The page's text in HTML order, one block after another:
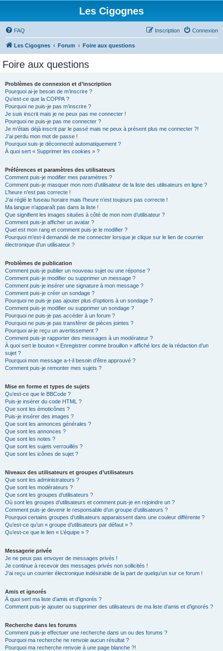
Les Cigognes
FAQ Connexion
Inscription
Les Cigognes Forum Foire aux questions
Foire aux questions
Problèmes de connexion et d’inscription
Pourquoi ai-je besoin de m’inscrire ?
Qu’est-ce que la COPPA ?
Pourquoi ne puis-je pas m’inscrire ?
Je suis inscrit mais je ne peux pas me connecter !
Pourquoi ne puis-je pas me connecter ?
Je m’étais déjà inscrit par le passé mais ne peux à présent plus me connecter ?!
J’ai perdu mon mot de passe !
Pourquoi suis-je déconnecté automatiquement ?
À quoi sert « Supprimer les cookies » ?
Préférences et paramètres des utilisateurs
Comment puis-je modifier mes paramètres ?
Comment puis-je masquer mon nom d’utilisateur de la liste des utilisateurs en ligne ?
L’heure n’est pas correcte !
J’ai réglé le fuseau horaire mais l’heure n’est toujours pas correcte !
Ma langue n’apparaît pas dans la liste !
Que signifient les images situées à côté de mon nom d’utilisateur ?
Comment puis-je afficher un avatar ?
Quel est mon rang et comment puis-je le modifier ?
Pourquoi m’est-il demandé de me connecter lorsque je clique sur le lien de courrier
électronique d’un utilisateur ?
Problèmes de publication
Comment puis-je publier un nouveau sujet ou une réponse ?
Comment puis-je modifier ou supprimer un message ?
Comment puis-je insérer une signature à mon message ?
Comment puis-je créer un sondage ?
Pourquoi ne puis-je pas ajouter plus d’options à un sondage ?
Comment puis-je modifier ou supprimer un sondage ?
Pourquoi ne puis-je pas accéder à un forum ?
Pourquoi ne puis-je pas transférer de pièces jointes ?
Pourquoi ai-je reçu un avertissement ?
Comment puis-je rapporter des messages à un modérateur ?
À quoi sert le bouton « Enregistrer comme brouillon » affiché lors de la rédaction d’un
sujet ?
Pourquoi mon message a-t-il besoin d’être approuvé ?
Comment puis-je remonter mes sujets ?
Mise en forme et types de sujets
Qu’est-ce que le BBCode ?
Puis-je insérer du code HTML ?
Que sont les émoticônes ?
Puis-je insérer des images ?
Que sont les annonces générales ?
Que sont les annonces ?
Que sont les notes ?
Que sont les sujets verrouillés ?
Que sont les icônes de sujet ?
Niveaux des utilisateurs et groupes d’utilisateurs
Que sont les administrateurs ?
Que sont les modérateurs ?
Que sont les groupes d’utilisateurs ?
Où sont les groupes d’utilisateurs et comment puis-je en rejoindre un ?
Comment puis-je devenir le responsable d’un groupe d’utilisateurs ?
Pourquoi certains groupes d’utilisateurs apparaissent dans une couleur différente ?
Qu’est-ce qu’un « groupe d’utilisateurs par défaut » ?
Qu’est-ce que le lien « L’équipe » ?
Messagerie privée
Je ne peux pas envoyer de messages privés !
Je continue à recevoir des messages privés non sollicités !
J’ai reçu un courrier électronique indésirable de la part de quelqu’un sur ce forum !
Amis et ignorés
À quoi sert ma liste d’amis et d’ignorés ?
Comment puis-je ajouter ou supprimer des utilisateurs de ma liste d’amis et d’ignorés ?
Recherche dans les forums
Comment puis-je effectuer une recherche dans un ou des forums ?
Pourquoi ma recherche ne renvoie aucun résultat ?
Pourquoi ma recherche renvoie à une page blanche ?!